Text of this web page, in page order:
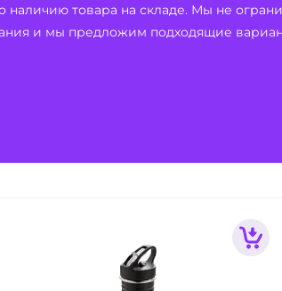
товара на складе. Мы не
и мы предложим подходящие